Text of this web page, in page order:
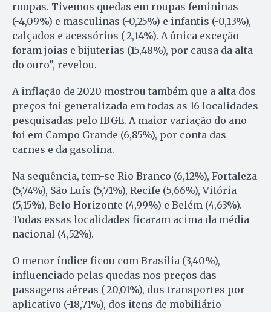
roupas. Tivemos quedas em roupas femininas
(-4,09%) e masculinas (-0,25%) e infantis (-0,13%),
calçados e acessórios (-2,14%). A única exceção
foram joias e bijuterias (15,48%), por causa da alta
do ouro”, revelou.
A inflação de 2020 mostrou também que a alta dos
preços foi generalizada em todas as 16 localidades
pesquisadas pelo IBGE. A maior variação do ano
foi em Campo Grande (6,85%), por conta das
carnes e da gasolina.
Na sequência, tem-se Rio Branco (6,12%), Fortaleza
(5,74%), São Luís (5,71%), Recife (5,66%), Vitória
(5,15%), Belo Horizonte (4,99%) e Belém (4,63%).
Todas essas localidades ficaram acima da média
nacional (4,52%).
O menor índice ficou com Brasília (3,40%),
influenciado pelas quedas nos preços das
passagens aéreas (-20,01%), dos transportes por
aplicativo (-18,71%), dos itens de mobiliário